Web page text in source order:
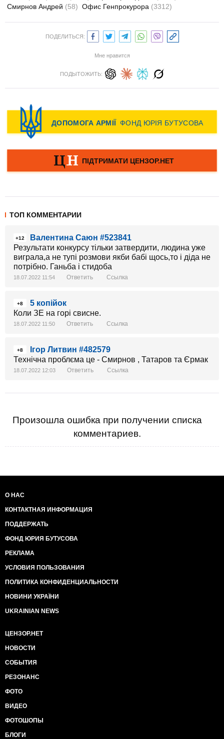
Смирнов Андрей (58) Офис Генпрокурора (3312)
ПОДЕЛИТЬСЯ:
Мне нравится
ПОДЫТОЖИТЬ:
ТОП КОММЕНТАРИИ
+12
Валентина Саюн #523841
Результати конкурсу тільки затвердити, людина уже
виграла,а не тупі розмови якби бабі щось,то і діда не
потрібно. Ганьба і стидоба
18.07.2022 11:54 Ответить Ссылка
+8
5 копійок
Коли ЗЕ на горі свисне.
18.07.2022 11:50 Ответить Ссылка
+8
Ігор Литвин #482579
Технічна проблєма це - Смирнов , Татаров та Єрмак
18.07.2022 12:03 Ответить Ссылка
Произошла ошибка при получении списка
комментариев.
О НАС
КОНТАКТНАЯ ИНФОРМАЦИЯ
ПОДДЕРЖАТЬ
ФОНД ЮРИЯ БУТУСОВА
РЕКЛАМА
УСЛОВИЯ ПОЛЬЗОВАНИЯ
ПОЛИТИКА КОНФИДЕНЦИАЛЬНОСТИ
НОВИНИ УКРАЇНИ
UKRAINIAN NEWS
ЦЕНЗОР.НЕТ
НОВОСТИ
СОБЫТИЯ
РЕЗОНАНС
ФОТО
ВИДЕО
ФОТОШОПЫ
БЛОГИ